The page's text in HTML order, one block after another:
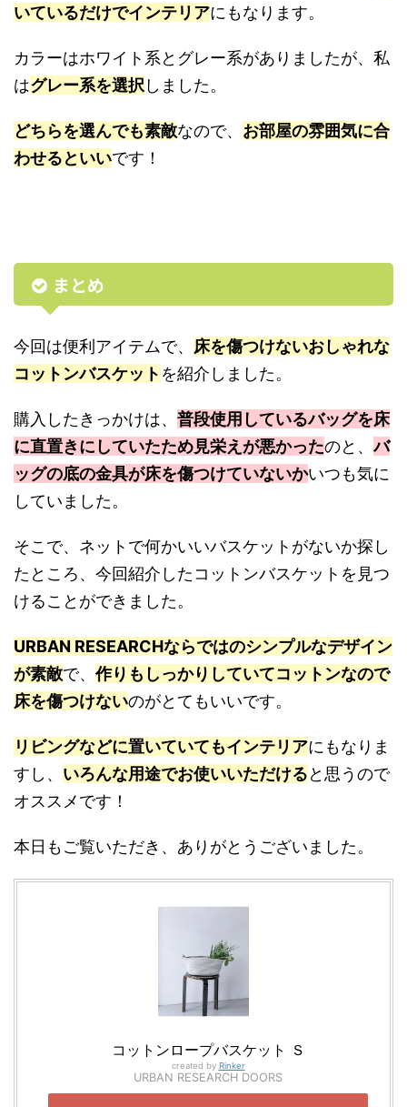
いているだけでインテリアにもなります。
カラーはホワイト系とグレー系がありましたが、私
はグレー系を選択 しました。
どちらを選んでも素敵なので、 お部屋の雰囲気に合
わせるといいです！
まとめ
今回は便利アイテムで、 床を傷つけないおしゃれな
コットンバスケット を紹介しました。
購入したきっかけは、 普段使用しているバッグを床
に直置きにしていたため見栄えが悪かったのと、バ
ッグの底の金具が床を傷つけていないかいつも気に
していました。
そこで、ネットで何かいいバスケットがないか探し
たところ、今回紹介したコットンバスケットを見つ
けることができました。
URBAN RESEARCHならではのシンプルなデザイン
が素敵で、作りもしっかりしていてコットンなので
床を傷つけないのがとてもいいです。
リビングなどに置いていてもインテリアにもなりま
すし、 いろんな用途でお使いいただけると思うので
オススメです！
本日もご覧いただき、ありがとうございました。
コットンロープバスケット Ｓ
created by Rinker
URBAN RESEARCH DOORS